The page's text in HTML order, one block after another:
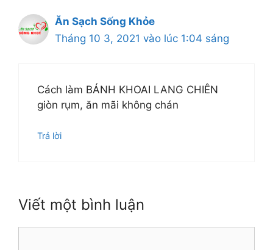
Ăn Sạch Sống Khỏe
Tháng 10 3, 2021 vào lúc 1:04 sáng
Cách làm BÁNH KHOAI LANG CHIÊN
giòn rụm, ăn mãi không chán
Trả lời
Viết một bình luận